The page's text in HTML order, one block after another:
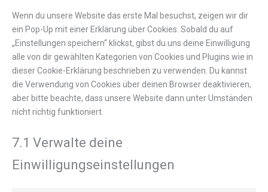
Wenn du unsere Website das erste Mal besuchst, zeigen wir dir
ein Pop-Up mit einer Erklärung über Cookies. Sobald du auf
„Einstellungen speichern“ klickst, gibst du uns deine Einwilligung
alle von dir gewählten Kategorien von Cookies und Plugins wie in
dieser Cookie-Erklärung beschrieben zu verwenden. Du kannst
die Verwendung von Cookies über deinen Browser deaktivieren,
aber bitte beachte, dass unsere Website dann unter Umständen
nicht richtig funktioniert.
7.1 Verwalte deine
Einwilligungseinstellungen